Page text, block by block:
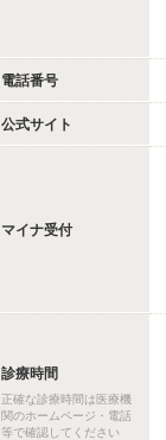
電話番号
公式サイト
マイナ受付
診療時間
正確な診療時間は医療機
関のホームページ・電話
等で確認してください